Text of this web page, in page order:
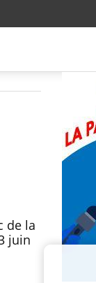
de la
juin